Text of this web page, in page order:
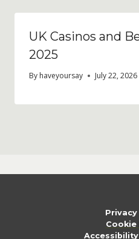
UK Casinos and
2025
By haveyoursay July 22, 2026
Cookie